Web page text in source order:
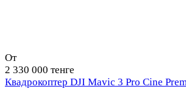
От
2 330 000 тенге
Квадрокоптер DJI Mavic 3 Pro Cine